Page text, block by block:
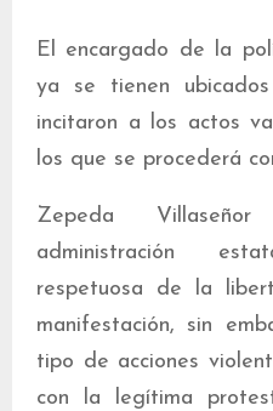
El encargado de la
ya se tienen
incitaron a los actos
los que se procederá
Zepeda
administración
respetuosa de la
manifestación, sin
tipo de acciones
con la legítima